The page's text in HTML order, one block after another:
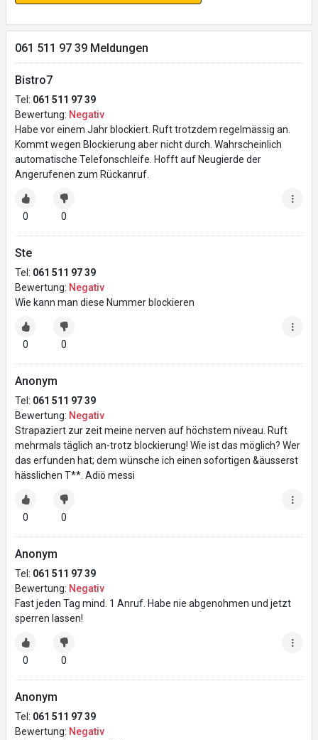
061 511 97 39 Meldungen
Bistro7
Tel: 061 511 97 39
Bewertung: Negativ
Habe vor einem Jahr blockiert. Ruft trotzdem regelmässig an.
Kommt wegen Blockierung aber nicht durch. Wahrscheinlich
automatische Telefonschleife. Hofft auf Neugierde der
Angerufenen zum Rückanruf.
0 0
Ste
Tel: 061 511 97 39
Bewertung: Negativ
Wie kann man diese Nummer blockieren
0 0
Anonym
Tel: 061 511 97 39
Bewertung: Negativ
Strapaziert zur zeit meine nerven auf höchstem niveau. Ruft
mehrmals täglich an-trotz blockierung! Wie ist das möglich? Wer
das erfunden hat; dem wünsche ich einen sofortigen &äusserst
hässlichen T**. Adiö messi
0 0
Anonym
Tel: 061 511 97 39
Bewertung: Negativ
Fast jeden Tag mind. 1 Anruf. Habe nie abgenohmen und jetzt
sperren lassen!
0 0
Anonym
Tel: 061 511 97 39
Bewertung: Negativ